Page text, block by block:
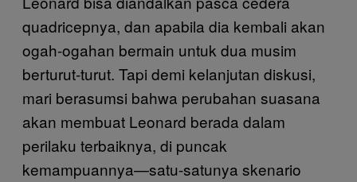
quadricepnya, dan apabila dia kembali akan
ogah-ogahan bermain untuk dua musim
berturut-turut. Tapi demi kelanjutan diskusi,
mari berasumsi bahwa perubahan suasana
akan membuat Leonard berada dalam
perilaku terbaiknya, di puncak
kemampuannya—satu-satunya skenario